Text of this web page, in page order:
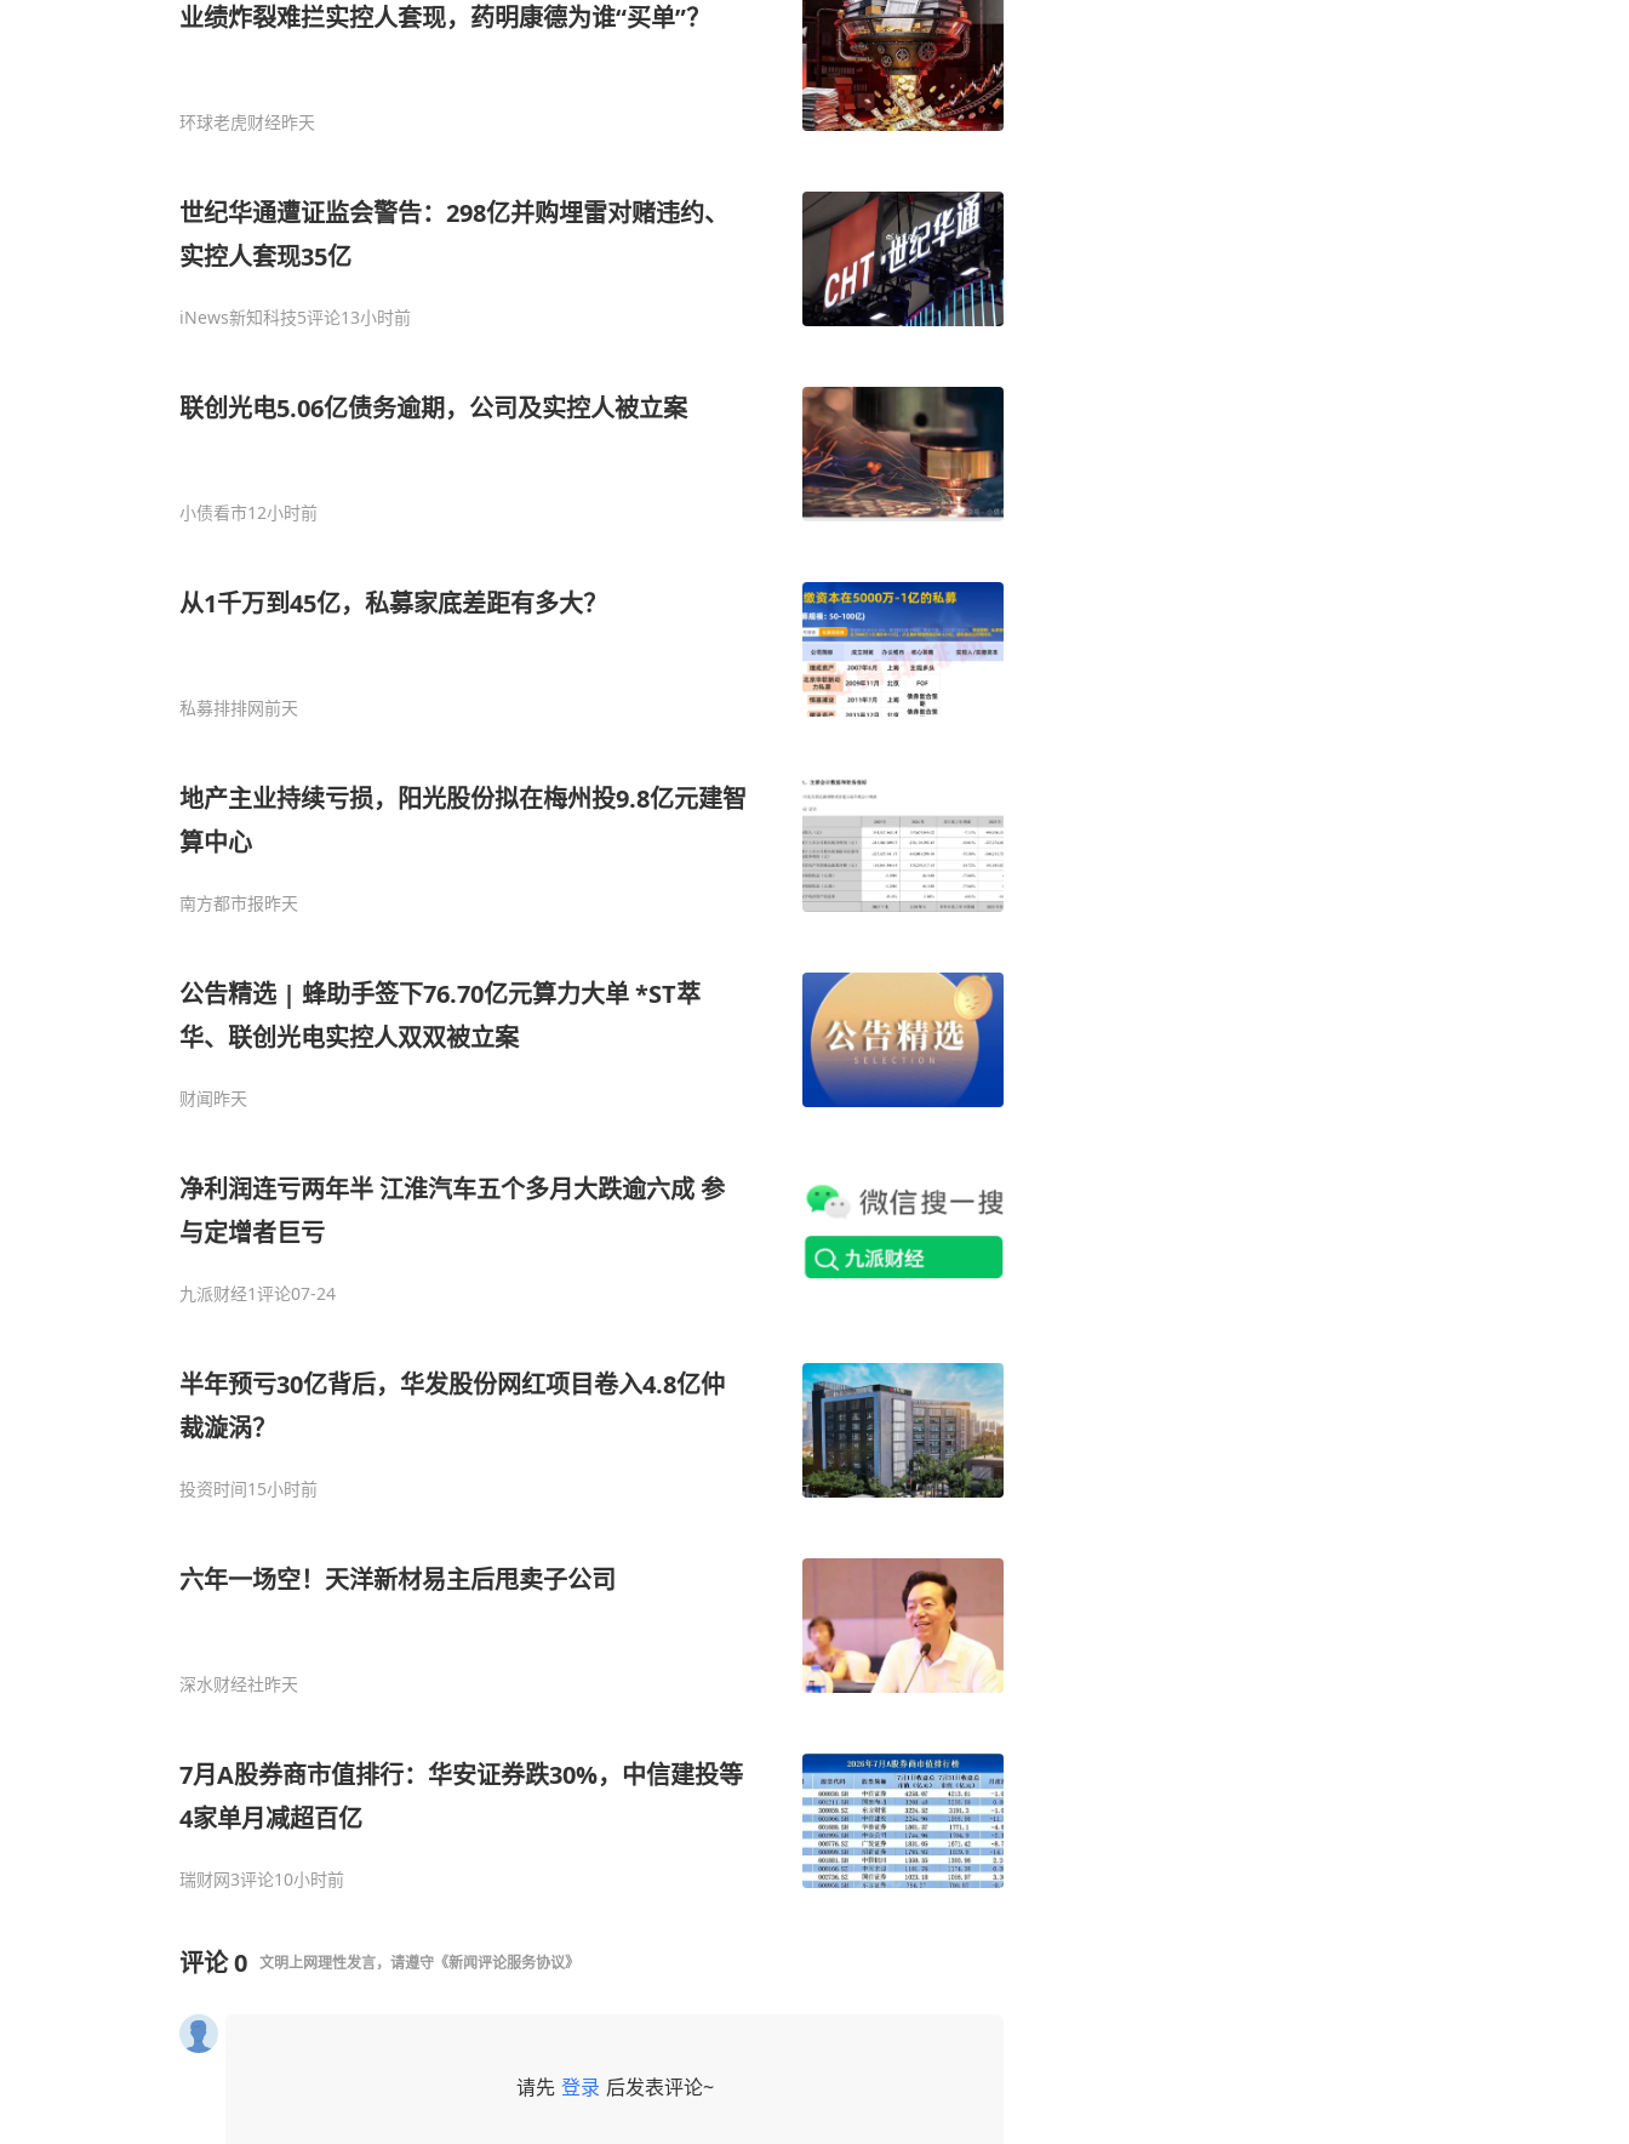
业绩炸裂难拦实控人套现，药明康德为谁“买单”？
环球老虎财经昨天
世纪华通遭证监会警告：298亿并购埋雷对赌违约、
实控人套现35亿
iNews新知科技5评论13小时前
联创光电5.06亿债务逾期，公司及实控人被立案
小债看市12小时前
从1千万到45亿，私募家底差距有多大？
私募排排网前天
地产主业持续亏损，阳光股份拟在梅州投9.8亿元建智
算中心
南方都市报昨天
公告精选 | 蜂助手签下76.70亿元算力大单 *ST萃
华、联创光电实控人双双被立案
财闻昨天
净利润连亏两年半 江淮汽车五个多月大跌逾六成 参
与定增者巨亏
九派财经1评论07-24
半年预亏30亿背后，华发股份网红项目卷入4.8亿仲
裁漩涡？
投资时间15小时前
六年一场空！天洋新材易主后甩卖子公司
深水财经社昨天
7月A股券商市值排行：华安证券跌30%，中信建投等
4家单月减超百亿
瑞财网3评论10小时前
评论0 文明上网理性发言，请遵守 《新闻评论服务协议》
请先 登录 后发表评论~